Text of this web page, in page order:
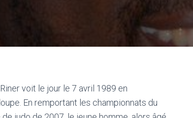
voit le jour le 7 avril 1989 en
En remportant les championnats du